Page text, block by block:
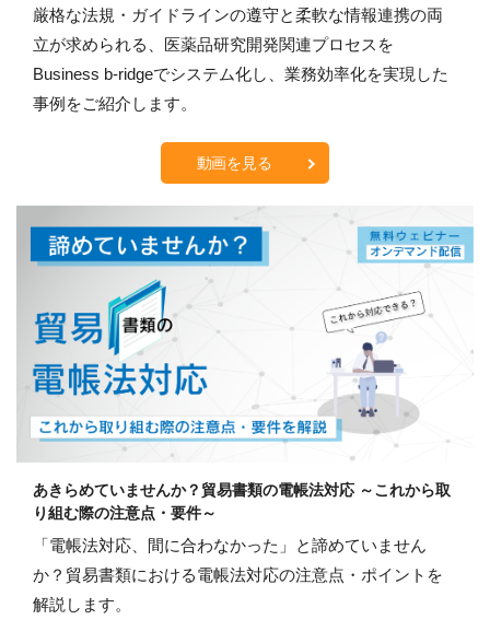
厳格な法規・ガイドラインの遵守と柔軟な情報連携の両
立が求められる、医薬品研究開発関連プロセスを
Business b-ridgeでシステム化し、業務効率化を実現した
事例をご紹介します。
動画を見る
あきらめていませんか？貿易書類の電帳法対応 ～これから取
り組む際の注意点・要件～
「電帳法対応、間に合わなかった」と諦めていません
か？貿易書類における電帳法対応の注意点・ポイントを
解説します。